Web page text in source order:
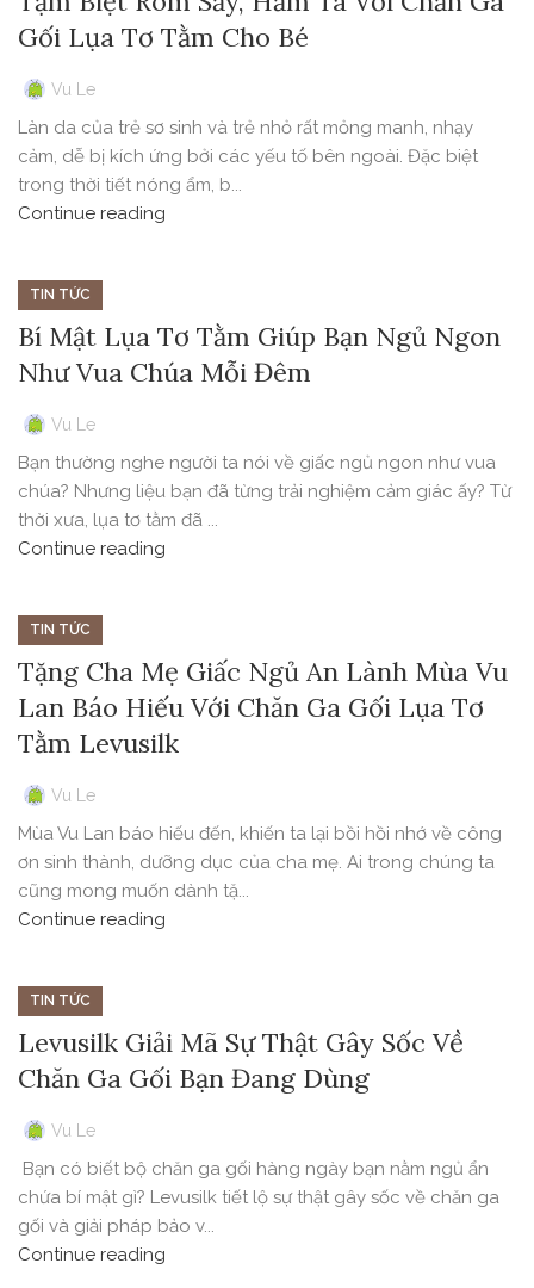
Gối Lụa Tơ Tằm Cho Bé
Vu Le
Làn da của trẻ sơ sinh và trẻ nhỏ rất mỏng manh, nhạy
cảm, dễ bị kích ứng bởi các yếu tố bên ngoài. Đặc biệt
trong thời tiết nóng ẩm, b...
Continue reading
TIN TỨC
Bí Mật Lụa Tơ Tằm Giúp Bạn Ngủ Ngon
Như Vua Chúa Mỗi Đêm
Vu Le
Bạn thường nghe người ta nói về giấc ngủ ngon như vua
chúa? Nhưng liệu bạn đã từng trải nghiệm cảm giác ấy? Từ
thời xưa, lụa tơ tằm đã ...
Continue reading
TIN TỨC
Tặng Cha Mẹ Giấc Ngủ An Lành Mùa Vu
Lan Báo Hiếu Với Chăn Ga Gối Lụa Tơ
Tằm Levusilk
Vu Le
Mùa Vu Lan báo hiếu đến, khiến ta lại bồi hồi nhớ về công
ơn sinh thành, dưỡng dục của cha mẹ. Ai trong chúng ta
cũng mong muốn dành tặ...
Continue reading
TIN TỨC
Levusilk Giải Mã Sự Thật Gây Sốc Về
Chăn Ga Gối Bạn Đang Dùng
Vu Le
Bạn có biết bộ chăn ga gối hàng ngày bạn nằm ngủ ẩn
chứa bí mật gì? Levusilk tiết lộ sự thật gây sốc về chăn ga
gối và giải pháp bảo v...
Continue reading